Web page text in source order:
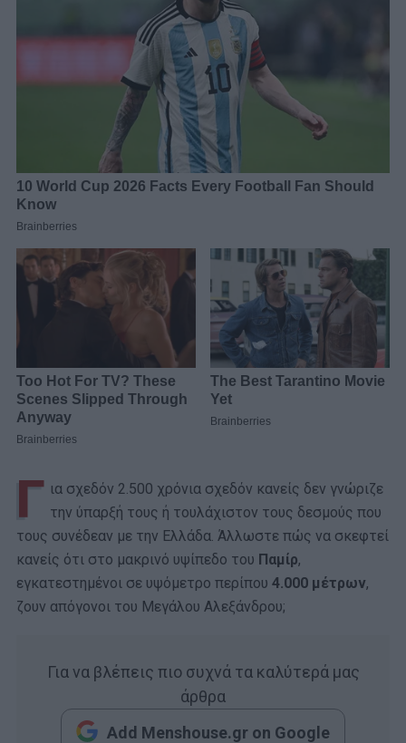
Γ ια σχεδόν 2.500 χρόνια σχεδόν κανείς δεν γνώριζε
την ύπαρξή τους ή τουλάχιστον τους δεσμούς που
τους συνέδεαν με την Ελλάδα. Άλλωστε πώς να σκεφτεί
κανείς ότι στο μακρινό υψίπεδο του Παμίρ,
εγκατεστημένοι σε υψόμετρο περίπου 4.000 μέτρων,
ζουν απόγονοι του Μεγάλου Αλεξάνδρου;
Για να βλέπεις πιο συχνά τα καλύτερά μας
άρθρα
Add Menshouse.gr on Google